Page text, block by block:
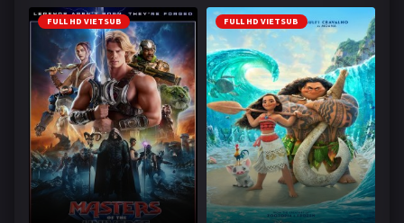
FULL HD VIETSUB FULL HD VIETSUB